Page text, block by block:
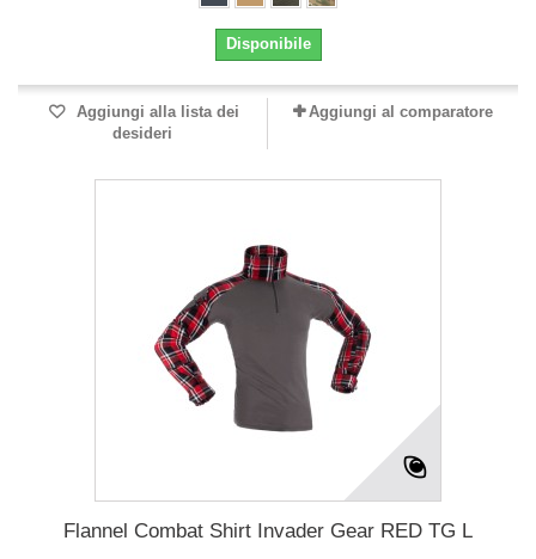
Disponibile
Aggiungi alla lista dei
desideri
Aggiungi al comparatore
Flannel Combat Shirt Invader Gear RED TG L